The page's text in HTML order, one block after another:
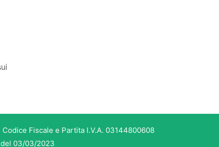
Fiscale e Partita I.V.A. 03144800608
03/03/2023